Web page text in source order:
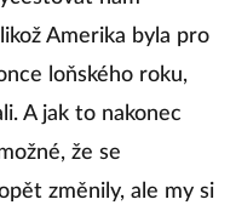
Amerika byla pro
loňského roku,
A jak to nakonec
že se
změnily, ale my si